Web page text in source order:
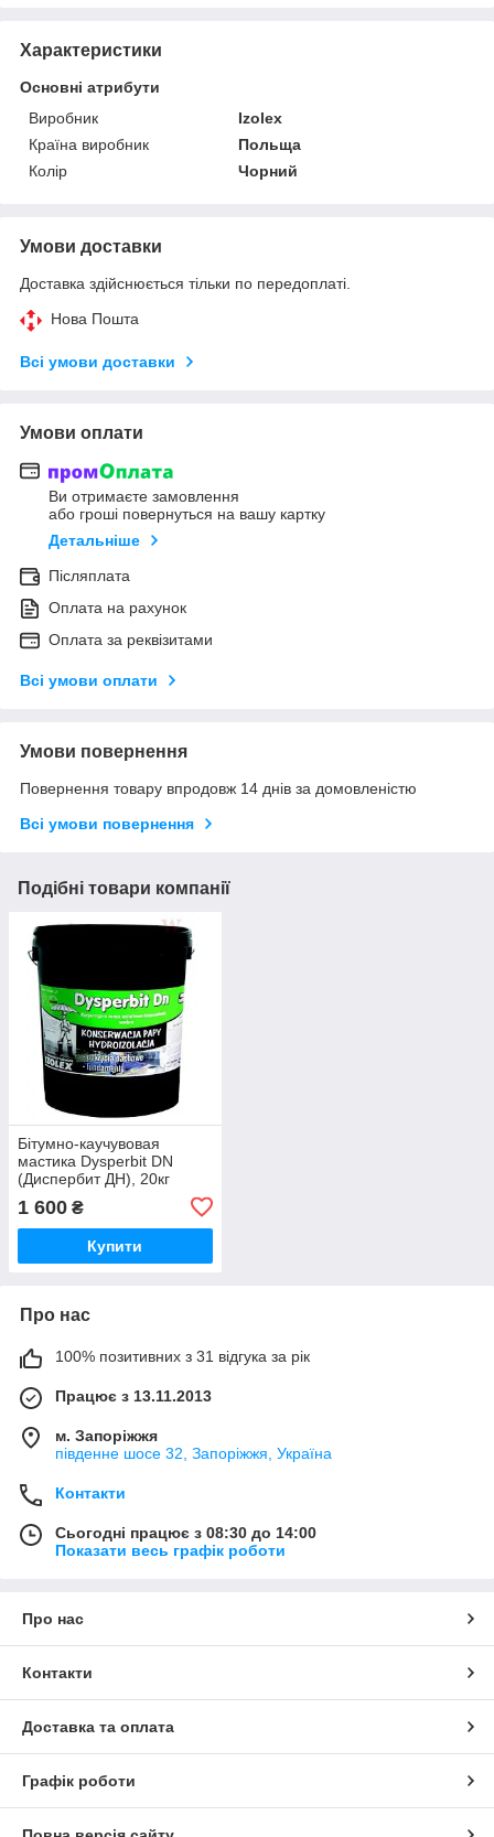
Характеристики
Основні атрибути
Виробник
Izolex
Країна виробник
Польща
Колір
Чорний
Умови доставки
Доставка здійснюється тільки по передоплаті.
Нова Пошта
Всі умови доставки
Умови оплати
Ви отримаєте замовлення
або гроші повернуться на вашу картку
Детальніше
Післяплата
Оплата на рахунок
Оплата за реквізитами
Всі умови оплати
Умови повернення
Повернення товару впродовж 14 днів за домовленістю
Всі умови повернення
Подібні товари компанії
Бітумно-каучувовая
мастика Dysperbit DN
(Диспербит ДН), 20кг
1 600 ₴
Купити
Про нас
100% позитивних з 31 відгука за рік
Працює з 13.11.2013
м. Запоріжжя
південне шосе 32, Запоріжжя, Україна
Контакти
Сьогодні працює з 08:30 до 14:00
Показати весь графік роботи
Про нас
Контакти
Доставка та оплата
Графік роботи